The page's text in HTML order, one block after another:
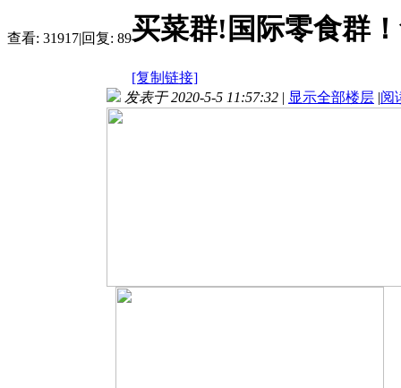
查看: 31917|回复: 89买菜群!国际零食群
[复制链接]
发表于 2020-5-5 11:57:32 | 显示全部楼层 |阅